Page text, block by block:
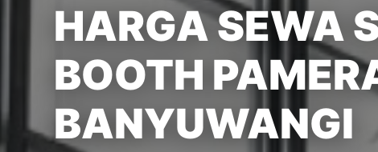
HARGA SEWA
BOOTH
BANYUWANGI